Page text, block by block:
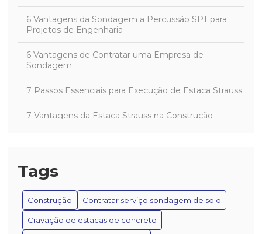
6 Vantagens da Sondagem a Percussão SPT para
Projetos de Engenharia
6 Vantagens de Contratar uma Empresa de
Sondagem
7 Passos Essenciais para Execução de Estaca Strauss
7 Vantagens da Estaca Strauss na Construção
As Vantagens e Aplicações das Estacas Apiloadas na
Benefícios da Estaca Apiloada na Construção
Tags
Construção Contratar serviço sondagem de solo
Cravação de estacas de concreto